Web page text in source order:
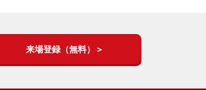
来場登録（無料）＞